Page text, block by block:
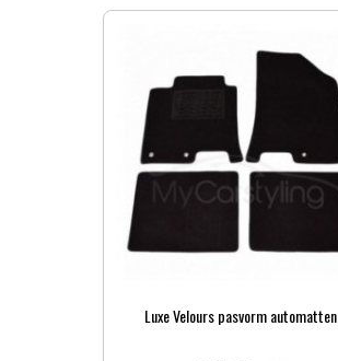
Luxe Velours pasvorm automatten...